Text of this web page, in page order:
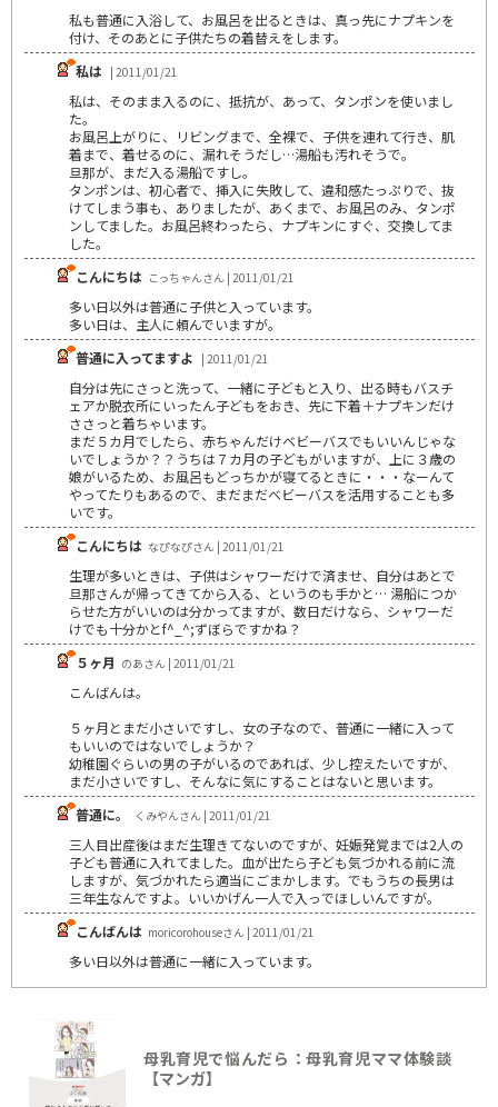
私も普通に入浴して、お風呂を出るときは、真っ先にナプキンを
付け、そのあとに子供たちの着替えをします。
私は | 2011/01/21
私は、そのまま入るのに、抵抗が、あって、タンポンを使いまし
た。
お風呂上がりに、リビングまで、全裸で、子供を連れて行き、肌
着まで、着せるのに、漏れそうだし…湯船も汚れそうで。
旦那が、まだ入る湯船ですし。
タンポンは、初心者で、挿入に失敗して、違和感たっぷりで、抜
けてしまう事も、ありましたが、あくまで、お風呂のみ、タンポ
ンしてました。お風呂終わったら、ナプキンにすぐ、交換してま
した。
こんにちは こっちゃんさん | 2011/01/21
多い日以外は普通に子供と入っています。
多い日は、主人に頼んでいますが。
普通に入ってますよ | 2011/01/21
自分は先にさっと洗って、一緒に子どもと入り、出る時もバスチ
ェアか脱衣所にいったん子どもをおき、先に下着＋ナプキンだけ
ささっと着ちゃいます。
まだ５カ月でしたら、赤ちゃんだけベビーバスでもいいんじゃな
いでしょうか？？うちは７カ月の子どもがいますが、上に３歳の
娘がいるため、お風呂もどっちかが寝てるときに・・・なーんて
やってたりもあるので、まだまだベビーバスを活用することも多
いです。
こんにちは なぴなぴさん | 2011/01/21
生理が多いときは、子供はシャワーだけで済ませ、自分はあとで
旦那さんが帰ってきてから入る、というのも手かと… 湯船につか
らせた方がいいのは分かってますが、数日だけなら、シャワーだ
けでも十分かとf^_^;ずぼらですかね？
５ヶ月 のあさん | 2011/01/21
こんばんは。
５ヶ月とまだ小さいですし、女の子なので、普通に一緒に入って
もいいのではないでしょうか？
幼稚園ぐらいの男の子がいるのであれば、少し控えたいですが、
まだ小さいですし、そんなに気にすることはないと思います。
普通に。
くみやんさん | 2011/01/21
三人目出産後はまだ生理きてないのですが、妊娠発覚までは2人の
子ども普通に入れてました。血が出たら子ども気づかれる前に流
しますが、気づかれたら適当にごまかします。でもうちの長男は
三年生なんですよ。いいかげん一人で入っでほしいんですが。
こんばんは moricorohouseさん | 2011/01/21
多い日以外は普通に一緒に入っています。
母乳育児で悩んだら：母乳育児ママ体験談
【マンガ】